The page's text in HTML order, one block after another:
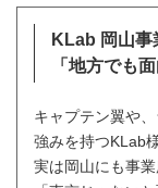
KLab 岡山事
「地方でも
キャプテン翼や
強みを持つKLab様
実は岡山にも事